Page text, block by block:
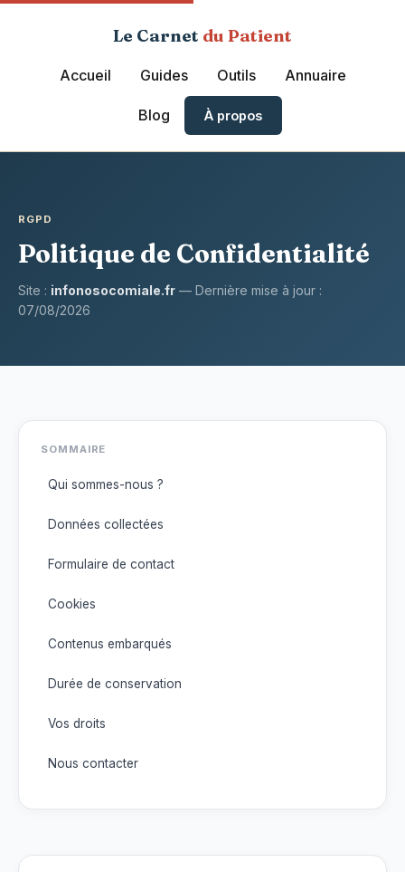
Le Carnet du Patient
Accueil Guides Outils Annuaire
Blog À propos
RGPD
Politique de Confidentialité
Site : infonosocomiale.fr — Dernière mise à jour :
07/08/2026
SOMMAIRE
Qui sommes-nous ?
Données collectées
Formulaire de contact
Cookies
Contenus embarqués
Durée de conservation
Vos droits
Nous contacter